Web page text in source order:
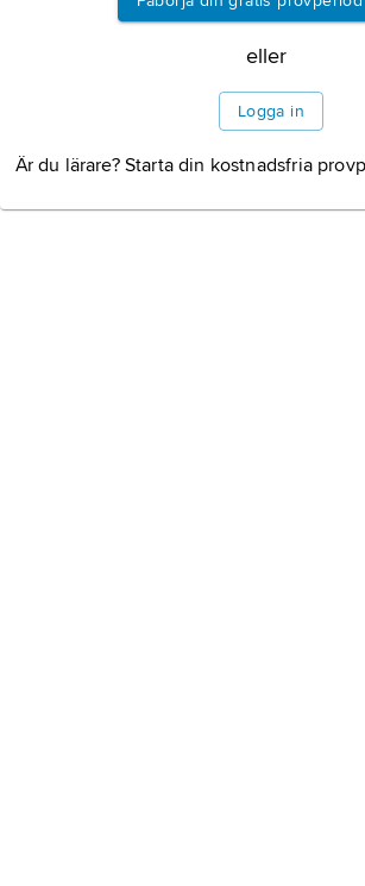
eller
Logga in
Är du lärare? Starta din kostnadsfria